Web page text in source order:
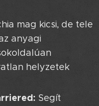
mag kicsi, de tele
anyagi
helyzetek
Segít